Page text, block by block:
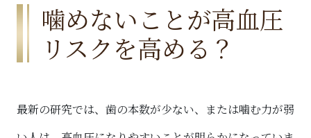
噛めないことが高血圧
リスクを高める？
最新の研究では、歯の本数が少ない、または噛む力が弱